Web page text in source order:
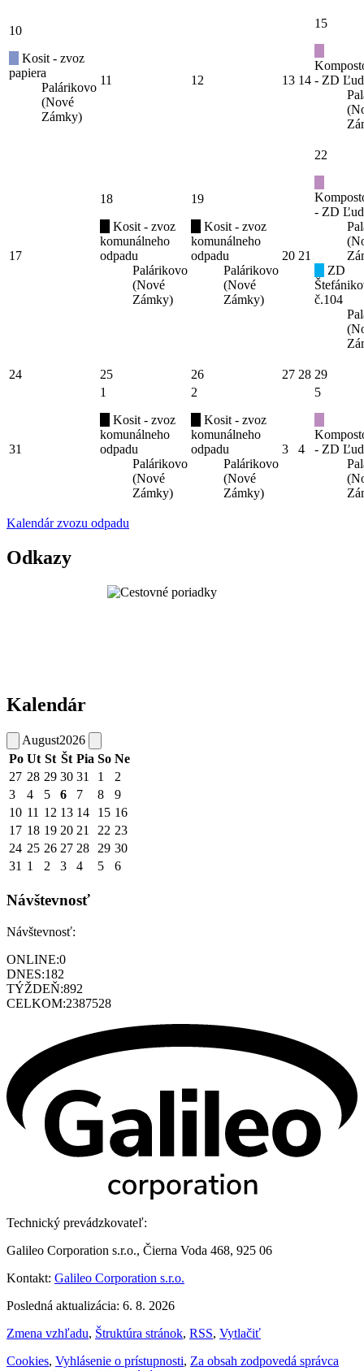
10
Kosit - zvoz
papiera
Palárikovo
(Nové
Zámky)
11 12 13 14
15
- ZD
17
18
Kosit - zvoz
komunálneho
odpadu
Palárikovo
(Nové
Zámky)
19
Kosit - zvoz
komunálneho
odpadu
Palárikovo
(Nové
Zámky)
20 21
22
- ZD
ZD
č.104
24 25 26 27 28 29
31
1
Kosit - zvoz
komunálneho
odpadu
Palárikovo
(Nové
Zámky)
2
Kosit - zvoz
komunálneho
odpadu
Palárikovo
(Nové
Zámky)
3 4
5
- ZD
Kalendár zvozu odpadu
Odkazy
Kalendár
August2026
Po Ut St Št Pia So Ne
27 28 29 30 31 1
2
3
4 5 6 7 8
9
10 11 12 13 14 15 16
17 18 19 20 21 22 23
24 25 26 27 28 29 30
31 1 2 3 4 5 6
Návštevnosť
Návštevnosť:
ONLINE:0
DNES:182
TÝŽDEŇ:892
CELKOM:2387528
Technický prevádzkovateľ:
Galileo Corporation s.r.o., Čierna Voda 468, 925 06
Kontakt: Galileo Corporation s.r.o.
Posledná aktualizácia: 6. 8. 2026
Zmena vzhľadu, Štruktúra stránok, RSS, Vytlačiť
Cookies, Vyhlásenie o prístupnosti, Za obsah zodpovedá správca